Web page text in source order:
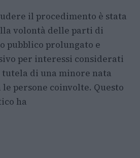
il procedimento è stata
volontà delle parti di
pubblico prolungato e
per interessi considerati
di una minore nata
persone coinvolte. Questo
ha